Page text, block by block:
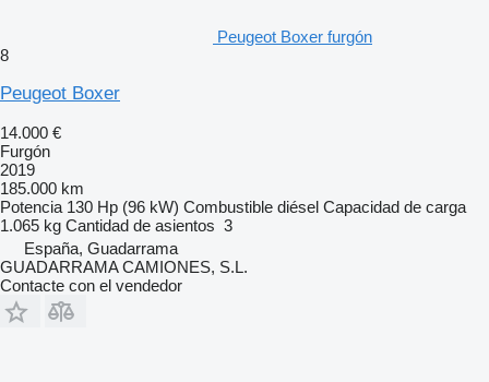
Peugeot Boxer furgón
8
Peugeot Boxer
14.000 €
Furgón
2019
185.000 km
Potencia 130 Hp (96 kW) Combustible diésel Capacidad de carga
1.065 kg Cantidad de asientos 3
España, Guadarrama
GUADARRAMA CAMIONES, S.L.
Contacte con el vendedor